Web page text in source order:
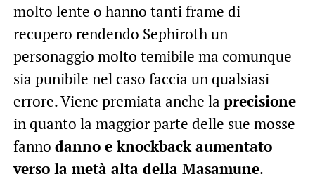
molto lente o hanno tanti frame di
recupero rendendo Sephiroth un
personaggio molto temibile ma comunque
sia punibile nel caso faccia un qualsiasi
errore. Viene premiata anche la precisione
in quanto la maggior parte delle sue mosse
fanno danno e knockback aumentato
verso la metà alta della Masamune.